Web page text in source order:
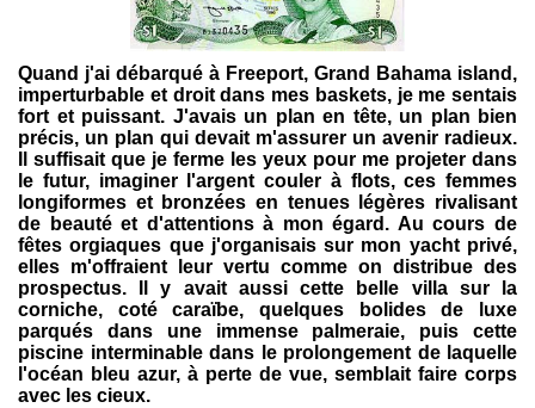
Quand j'ai débarqué à Freeport, Grand Bahama island,
imperturbable et droit dans mes baskets, je me sentais
fort et puissant. J'avais un plan en tête, un plan bien
précis, un plan qui devait m'assurer un avenir radieux.
Il suffisait que je ferme les yeux pour me projeter dans
le futur, imaginer l'argent couler à flots, ces femmes
longiformes et bronzées en tenues légères rivalisant
de beauté et d'attentions à mon égard. Au cours de
fêtes orgiaques que j'organisais sur mon yacht privé,
elles m'offraient leur vertu comme on distribue des
prospectus. Il y avait aussi cette belle villa sur la
corniche, coté caraïbe, quelques bolides de luxe
parqués dans une immense palmeraie, puis cette
piscine interminable dans le prolongement de laquelle
l'océan bleu azur, à perte de vue, semblait faire corps
avec les cieux.